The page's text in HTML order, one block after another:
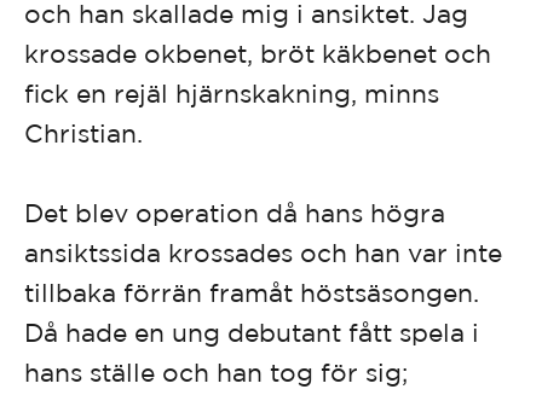
och han skallade mig i ansiktet. Jag
krossade okbenet, bröt käkbenet och
fick en rejäl hjärnskakning, minns
Christian.
Det blev operation då hans högra
ansiktssida krossades och han var inte
tillbaka förrän framåt höstsäsongen.
Då hade en ung debutant fått spela i
hans ställe och han tog för sig;